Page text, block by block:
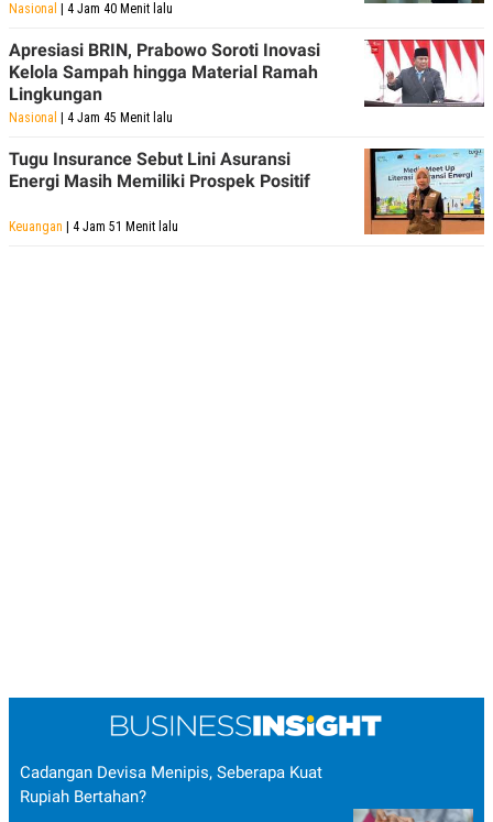
Nasional | 4 Jam 40 Menit lalu
Apresiasi BRIN, Prabowo Soroti Inovasi
Kelola Sampah hingga Material Ramah
Lingkungan
Nasional | 4 Jam 45 Menit lalu
Tugu Insurance Sebut Lini Asuransi
Energi Masih Memiliki Prospek Positif
Keuangan | 4 Jam 51 Menit lalu
Cadangan Devisa Menipis, Seberapa Kuat
Rupiah Bertahan?